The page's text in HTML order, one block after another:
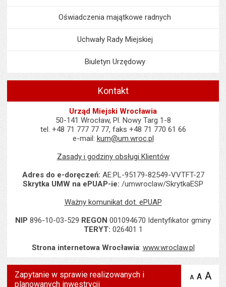
Oświadczenia majątkowe radnych
Uchwały Rady Miejskiej
Biuletyn Urzędowy
Kontakt
Urząd Miejski Wrocławia
50-141 Wrocław, Pl. Nowy Targ 1-8
tel. +48 71 777 77 77, faks +48 71 770 61 66
e-mail: kum@um.wroc.pl
Zasady i godziny obsługi Klientów
Adres do e-doręczeń: AE:PL-95179-82549-VVTFT-27
Skrytka UMW na ePUAP-ie: /umwroclaw/SkrytkaESP
Ważny komunikat dot. ePUAP
NIP 896-10-03-529 REGON 001094670 Identyfikator gminy
TERYT: 026401 1
Strona internetowa Wrocławia: www.wroclaw.pl
Zapytanie w sprawie realizowanych i
planowanych inwestrycji
A zmniejsz
A A